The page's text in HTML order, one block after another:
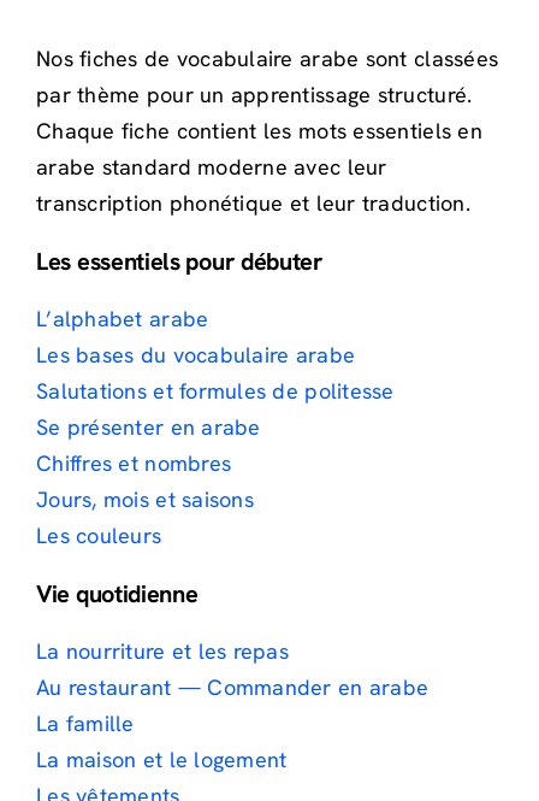
Nos fiches de vocabulaire arabe sont classées
par thème pour un apprentissage structuré.
Chaque fiche contient les mots essentiels en
arabe standard moderne avec leur
transcription phonétique et leur traduction.
Les essentiels pour débuter
L’alphabet arabe
Les bases du vocabulaire arabe
Salutations et formules de politesse
Se présenter en arabe
Chiffres et nombres
Jours, mois et saisons
Les couleurs
Vie quotidienne
La nourriture et les repas
Au restaurant — Commander en arabe
La famille
La maison et le logement
Les vêtements